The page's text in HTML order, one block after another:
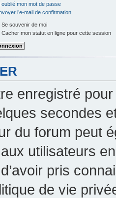
oublié mon mot de passe
l’e-mail de confirmation
Se souvenir de moi
Cacher mon statut en ligne pour cette session
enregistré
secondes
du forum peut
utilisateurs
pris
de vie